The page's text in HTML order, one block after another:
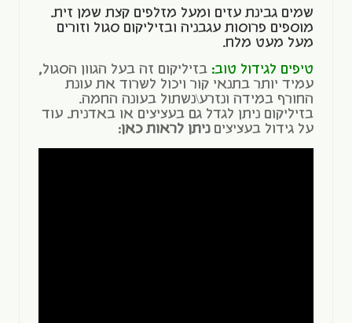
שמים גבינת עזים ומעל מזלפים קצת שמן זית.
מוספים פרוסות עגבניה ובזיליקום סגול וזורים
מעל מעט מלח.
טיפים לגידול טוב: בזיליקום זה בעל הגוון הסגול,
עמיד יותר בתנאי קור ויכול לשרוד את עונת
החורף במידה ונזרע\נשתול בעונה החמה.
בזיליקום ניתן לגדל גם בעציצים או באדנית. עוד
על גידול בעציציםניתן לראות כאן: